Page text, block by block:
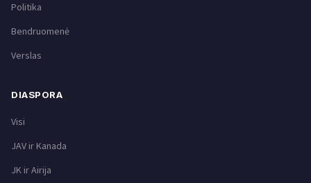
Politika
Bendruomenė
Verslas
DIASPORA
Visi
JAV ir Kanada
JK ir Airija